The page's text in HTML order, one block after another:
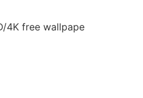
4K free wallpape